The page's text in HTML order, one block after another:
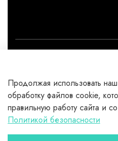
Каталог
Клиентам
Продолжая использовать
обработку файлов cookie,
правильную работу сайта и
Политикой безопасности